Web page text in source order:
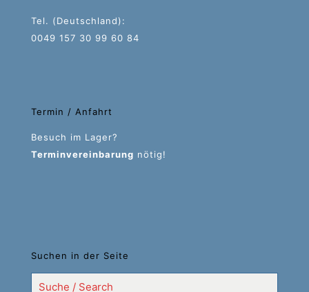
Tel. (Deutschland):
0049 157 30 99 60 84
Termin / Anfahrt
Besuch im Lager?
Terminvereinbarung nötig!
Suchen in der Seite